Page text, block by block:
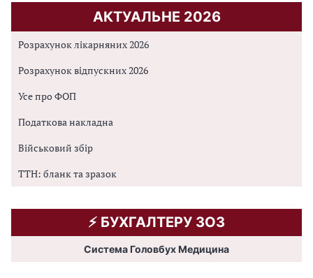
АКТУАЛЬНЕ 2026
Розрахунок лікарняних 2026
Розрахунок відпускних 2026
Усе про ФОП
Податкова накладна
Військовий збір
ТТН: бланк та зразок
⚡️ БУХГАЛТЕРУ ЗОЗ
Система Головбух Медицина